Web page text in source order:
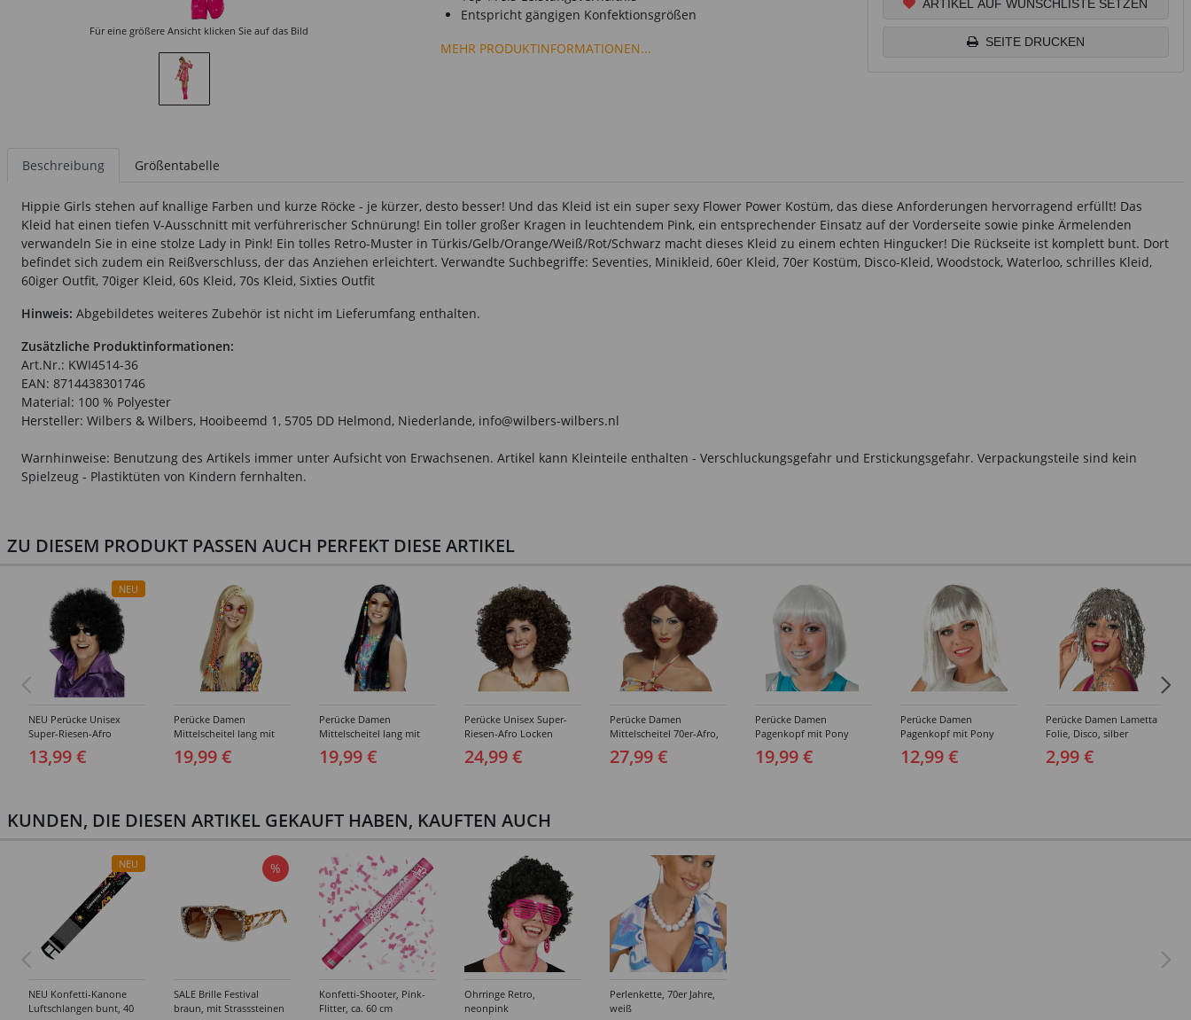
Für eine größere Ansicht klicken Sie auf das Bild
Entspricht gängigen Konfektionsgrößen
MEHR PRODUKTINFORMATIONEN...
ARTIKEL AUF WUNSCHLISTE SETZEN
SEITE DRUCKEN
Beschreibung Größentabelle
Hippie Girls stehen auf knallige Farben und kurze Röcke - je kürzer, desto besser! Und das Kleid ist ein super sexy Flower Power Kostüm, das diese Anforderungen hervorragend erfüllt! Das
Kleid hat einen tiefen V-Ausschnitt mit verführerischer Schnürung! Ein toller großer Kragen in leuchtendem Pink, ein entsprechender Einsatz auf der Vorderseite sowie pinke Ärmelenden
verwandeln Sie in eine stolze Lady in Pink! Ein tolles Retro-Muster in Türkis/Gelb/Orange/Weiß/Rot/Schwarz macht dieses Kleid zu einem echten Hingucker! Die Rückseite ist komplett bunt. Dort
befindet sich zudem ein Reißverschluss, der das Anziehen erleichtert. Verwandte Suchbegriffe: Seventies, Minikleid, 60er Kleid, 70er Kostüm, Disco-Kleid, Woodstock, Waterloo, schrilles Kleid,
60iger Outfit, 70iger Kleid, 60s Kleid, 70s Kleid, Sixties Outfit
Hinweis: Abgebildetes weiteres Zubehör ist nicht im Lieferumfang enthalten.
Zusätzliche Produktinformationen:
Art.Nr.: KWI4514-36
EAN: 8714438301746
Material: 100 % Polyester
Hersteller: Wilbers & Wilbers, Hooibeemd 1, 5705 DD Helmond, Niederlande, info@wilbers-wilbers.nl
Warnhinweise: Benutzung des Artikels immer unter Aufsicht von Erwachsenen. Artikel kann Kleinteile enthalten - Verschluckungsgefahr und Erstickungsgefahr. Verpackungsteile sind kein
Spielzeug - Plastiktüten von Kindern fernhalten.
ZU DIESEM PRODUKT PASSEN AUCH PERFEKT DIESE ARTIKEL
NEU
NEU Perücke Unisex
Super-Riesen-Afro
Locken, schwarz
13,99 €
Perücke Damen
Mittelscheitel lang mit
geflochtener Strähne und
Perlen 70er Hippie, blond
19,99 €
Perücke Damen
Mittelscheitel lang mit
geflochtener Strähne und
Perlen 70er Hippie,
19,99 €
Perücke Unisex Super-
Riesen-Afro Locken
meliert, Havana, braun
24,99 €
Perücke Damen
Mittelscheitel 70er-Afro,
Disco Queen, mahagoni
27,99 €
Perücke Damen
Pagenkopf mit Pony
glamour, Space Girl,
gesträhnt silber, weiß
19,99 €
Perücke Damen
Pagenkopf mit Pony
glamour Gigi gesträhnt
silber, weiß
12,99 €
Perücke Damen Lametta
Folie, Disco, silber
2,99 €
KUNDEN, DIE DIESEN ARTIKEL GEKAUFT HABEN, KAUFTEN AUCH
NEU
NEU Konfetti-Kanone
Luftschlangen bunt, 40
%
SALE Brille Festival
braun, mit Strasssteinen
Konfetti-Shooter, Pink-
Flitter, ca. 60 cm
Ohrringe Retro,
neonpink
Perlenkette, 70er Jahre,
weiß